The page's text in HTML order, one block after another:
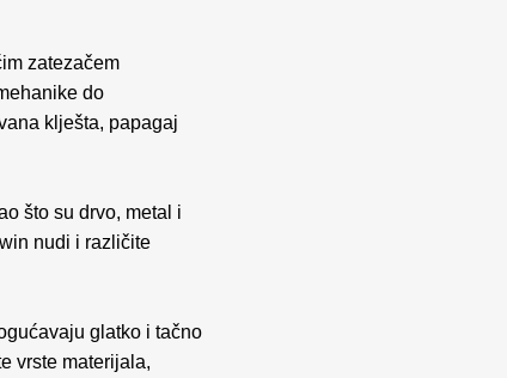
zatezačem
do
klješta, papagaj
što su drvo, metal i
nudi i različite
glatko i tačno
vrste materijala,